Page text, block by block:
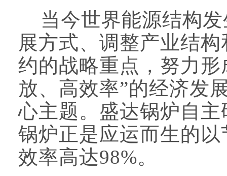
当今世界能源结构发
展方式、调整产业结
约的战略重点，努力
放、高效率”的经济发
心主题。盛达锅炉自
锅炉正是应运而生的
效率高达98%。